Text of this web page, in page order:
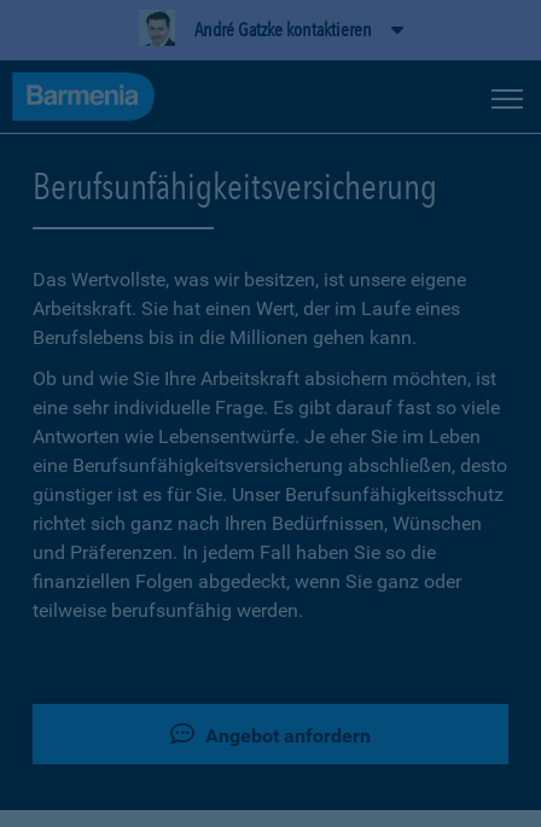
André Gatzke kontaktieren
Berufsunfähigkeitsversicherung
Das Wertvollste, was wir besitzen, ist unsere eigene
Arbeitskraft. Sie hat einen Wert, der im Laufe eines
Berufslebens bis in die Millionen gehen kann.
Ob und wie Sie Ihre Arbeitskraft absichern möchten, ist
eine sehr individuelle Frage. Es gibt darauf fast so viele
Antworten wie Lebensentwürfe. Je eher Sie im Leben
eine Berufsunfähigkeitsversicherung abschließen, desto
günstiger ist es für Sie. Unser Berufsunfähigkeitsschutz
richtet sich ganz nach Ihren Bedürfnissen, Wünschen
und Präferenzen. In jedem Fall haben Sie so die
finanziellen Folgen abgedeckt, wenn Sie ganz oder
teilweise berufsunfähig werden.
Angebot anfordern